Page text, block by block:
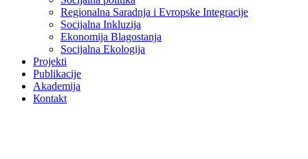
Regionalna Saradnja i Evropske Integracije
Socijalna Inkluzija
Ekonomija Blagostanja
Socijalna Ekologija
Projekti
Publikacije
Akademija
Коntakt